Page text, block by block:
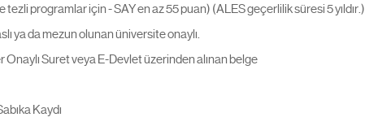
tezli programlar için - SAY en az 55 puan) (ALES geçerlilik süresi 5 yıldır.)
ya da mezun olunan üniversite onaylı.
Onaylı Suret veya E-Devlet üzerinden alınan belge
Kaydı